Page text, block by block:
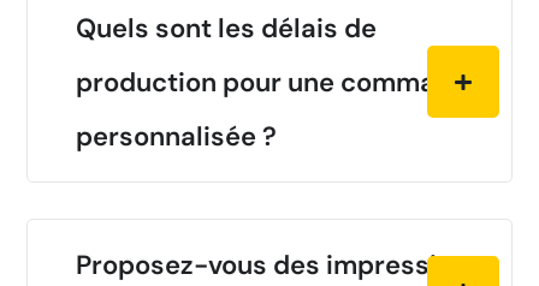
Quels sont les délais de
production pour une commande
personnalisée ?
Proposez-vous des impressions